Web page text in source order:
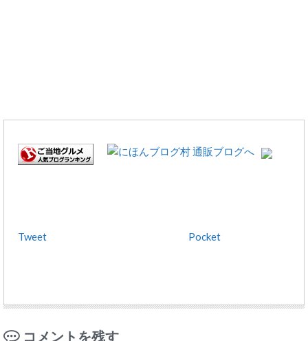
Tweet Pocket
コメントを残す